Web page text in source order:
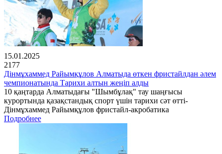
15.01.2025
2177
Дінмұхаммед Райымқұлов Алматыда өткен фристайлдан әлем
чемпионатында Тарихи алтын жеңіп алды
10 қаңтарда Алматыдағы "Шымбұлақ" тау шаңғысы
курортында қазақстандық спорт үшін тарихи сәт өтті-
Дінмұхаммед Райымқұлов фристайл-акробатика
Подробнее